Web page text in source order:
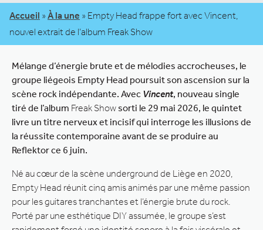
Accueil » À la une » Empty Head frappe fort avec Vincent,
nouvel extrait de l’album Freak Show
Mélange d’énergie brute et de mélodies accrocheuses, le
groupe liégeois Empty Head poursuit son ascension sur la
scène rock indépendante. Avec Vincent, nouveau single
tiré de l’album Freak Showsorti le 29 mai 2026, le quintet
livre un titre nerveux et incisif qui interroge les illusions de
la réussite contemporaine avant de se produire au
Reflektor ce 6 juin.
Né au cœur de la scène underground de Liège en 2020,
Empty Head réunit cinq amis animés par une même passion
pour les guitares tranchantes et l’énergie brute du rock.
Porté par une esthétique DIY assumée, le groupe s’est